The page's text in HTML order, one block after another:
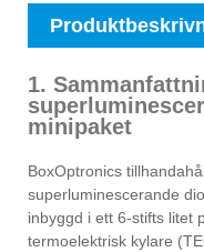
1.
minipaket
BoxOptronics
superluminescerande
inbyggd i ett 6-stifts litet
termoelektrisk kylare